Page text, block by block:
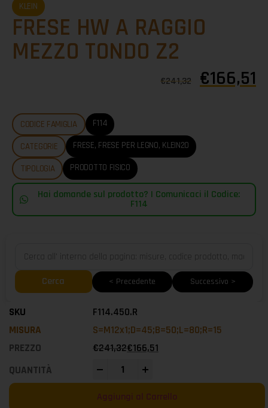
KLEIN
FRESE HW A RAGGIO
MEZZO TONDO Z2
€241,32 €166,51
CODICE FAMIGLIA F114
CATEGORIE FRESE, FRESE PER LEGNO, KLEIN20
TIPOLOGIA PRODOTTO FISICO
Hai domande sul prodotto? | Comunicaci il Codice:
F114
Cerca < Precedente Successivo >
F114.450.R
S=M12x1;D=45;B=50;L=80;R=15
€241,32€166,51
Aggiungi al Carrello